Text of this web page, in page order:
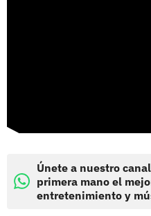
Únete a nuestro
primera mano el
entretenimiento y